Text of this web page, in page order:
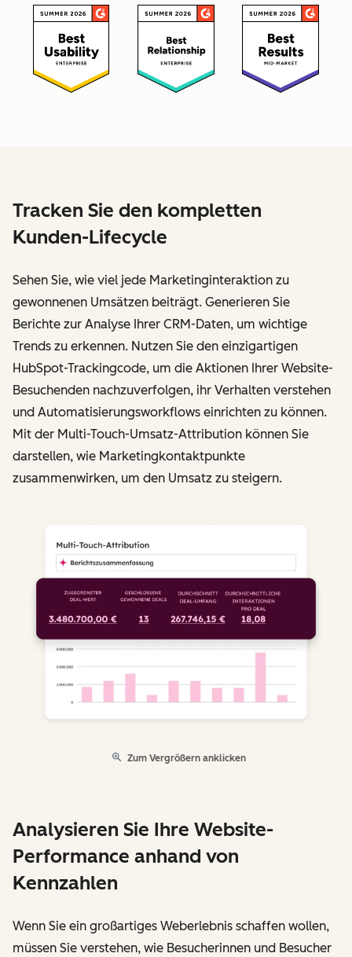
Tracken Sie den kompletten
Kunden-Lifecycle
Sehen Sie, wie viel jede Marketinginteraktion zu
gewonnenen Umsätzen beiträgt. Generieren Sie
Berichte zur Analyse Ihrer CRM-Daten, um wichtige
Trends zu erkennen. Nutzen Sie den einzigartigen
HubSpot-Trackingcode, um die Aktionen Ihrer Website-
Besuchenden nachzuverfolgen, ihr Verhalten verstehen
und Automatisierungsworkflows einrichten zu können.
Mit der Multi-Touch-Umsatz-Attribution können Sie
darstellen, wie Marketingkontaktpunkte
zusammenwirken, um den Umsatz zu steigern.
Zum Vergrößern anklicken
Analysieren Sie Ihre Website-
Performance anhand von
Kennzahlen
Wenn Sie ein großartiges Weberlebnis schaffen wollen,
müssen Sie verstehen, wie Besucherinnen und Besucher